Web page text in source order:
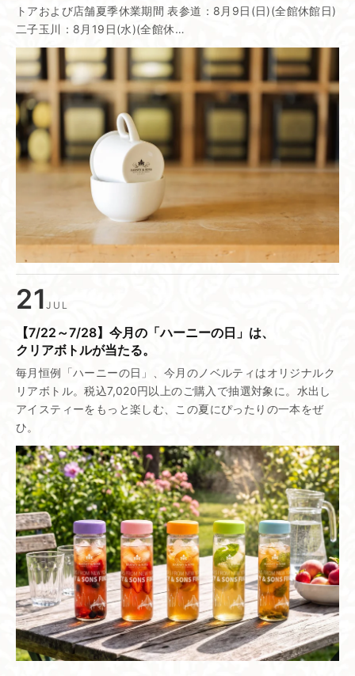
トアおよび店舗夏季休業期間 表参道：8月9日(日)(全館休館日)
二子玉川：8月19日(水)(全館休…
21JUL
【7/22～7/28】今月の​「ハーニーの​日」は、​
クリアボトルが​当たる。
毎月恒例「ハーニーの日」、今月のノベルティはオリジナルク
リアボトル。税込7,020円以上のご購入で抽選対象に。水出し
アイスティーをもっと楽しむ、この夏にぴったりの一本をぜ
ひ。